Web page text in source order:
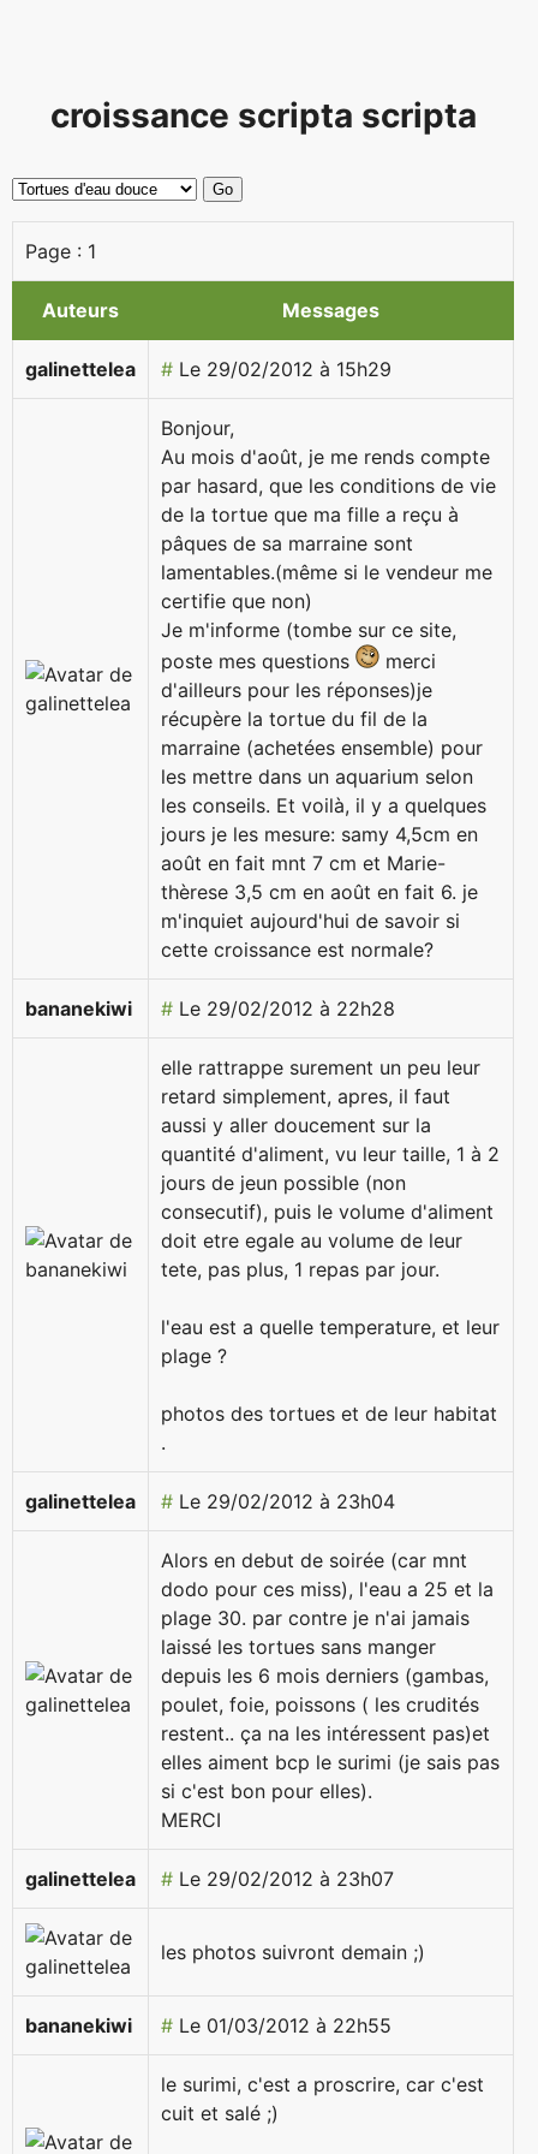
croissance scripta scripta
Page : 1
Auteurs Messages
galinettelea # Le 29/02/2012 à 15h29
Bonjour,
Au mois d'août, je me rends compte
par hasard, que les conditions de vie
de la tortue que ma fille a reçu à
pâques de sa marraine sont
lamentables.(même si le vendeur me
certifie que non)
Je m'informe (tombe sur ce site,
poste mes questions
merci
d'ailleurs pour les réponses)je
récupère la tortue du fil de la
marraine (achetées ensemble) pour
les mettre dans un aquarium selon
les conseils. Et voilà, il y a quelques
jours je les mesure: samy 4,5cm en
août en fait mnt 7 cm et Marie-
thèrese 3,5 cm en août en fait 6. je
m'inquiet aujourd'hui de savoir si
cette croissance est normale?
bananekiwi # Le 29/02/2012 à 22h28
elle rattrappe surement un peu leur
retard simplement, apres, il faut
aussi y aller doucement sur la
quantité d'aliment, vu leur taille, 1 à 2
jours de jeun possible (non
consecutif), puis le volume d'aliment
doit etre egale au volume de leur
tete, pas plus, 1 repas par jour.
l'eau est a quelle temperature, et leur
plage ?
photos des tortues et de leur habitat
.
galinettelea # Le 29/02/2012 à 23h04
Alors en debut de soirée (car mnt
dodo pour ces miss), l'eau a 25 et la
plage 30. par contre je n'ai jamais
laissé les tortues sans manger
depuis les 6 mois derniers (gambas,
poulet, foie, poissons ( les crudités
restent.. ça na les intéressent pas)et
elles aiment bcp le surimi (je sais pas
si c'est bon pour elles).
MERCI
galinettelea # Le 29/02/2012 à 23h07
les photos suivront demain ;)
bananekiwi # Le 01/03/2012 à 22h55
le surimi, c'est a proscrire, car c'est
cuit et salé ;)